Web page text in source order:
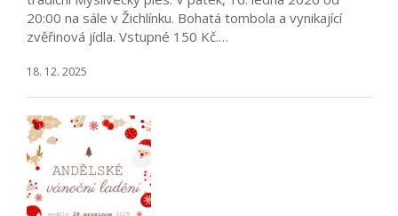
20:00 na sále v Žichlínku. Bohatá tombola a vynikající
zvěřinová jídla. Vstupné 150 Kč.…
18. 12. 2025